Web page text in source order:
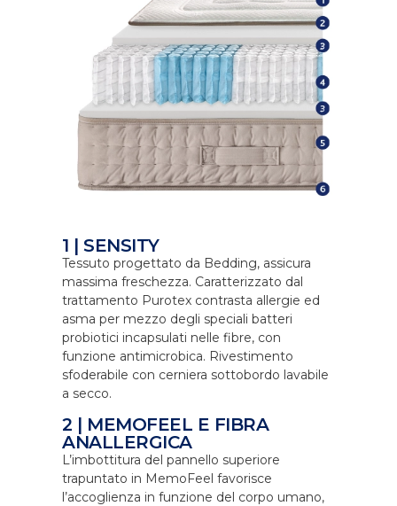
1 | SENSITY
Tessuto progettato da Bedding, assicura
massima freschezza. Caratterizzato dal
trattamento Purotex contrasta allergie ed
asma per mezzo degli speciali batteri
probiotici incapsulati nelle fibre, con
funzione antimicrobica. Rivestimento
sfoderabile con cerniera sottobordo lavabile
a secco.
2 | MEMOFEEL E FIBRA
ANALLERGICA
L’imbottitura del pannello superiore
trapuntato in MemoFeel favorisce
l’accoglienza in funzione del corpo umano,